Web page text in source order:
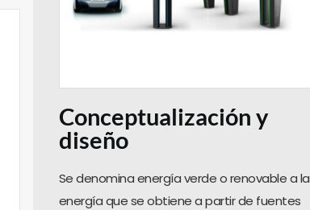
Conceptualización y
diseño
Se denomina energía verde o renovable a la
energía que se obtiene a partir de fuentes